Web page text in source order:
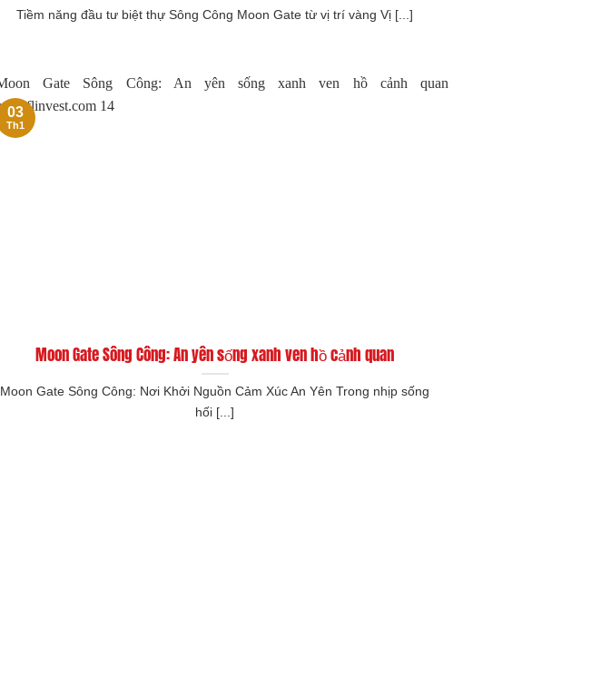
Tiềm năng đầu tư biệt thự Sông Công Moon Gate từ vị trí vàng Vị [...]
Moon Gate Sông Công: An yên sống xanh ven hồ cảnh quan
Moon Gate Sông Công: Nơi Khởi Nguồn Cảm Xúc An Yên Trong nhịp sống
hối [...]
03
Th1